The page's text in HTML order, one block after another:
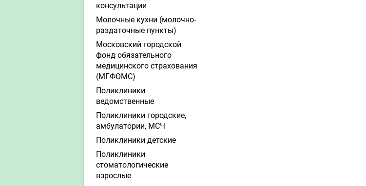
консультации
Молочные кухни (молочно-
раздаточные пункты)
Московский городской
фонд обязательного
медицинского страхования
(МГФОМС)
Поликлиники
ведомственные
Поликлиники городские,
амбулатории, МСЧ
Поликлиники детские
Поликлиники
стоматологические
взрослые